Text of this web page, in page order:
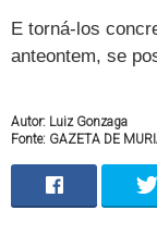
E torná-los
anteontem, se
Autor: Luiz Gonzaga
Fonte: GAZETA DE